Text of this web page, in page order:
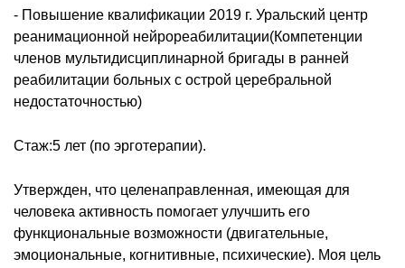
- Повышение квалификации 2019 г. Уральский центр
реанимационной нейрореабилитации(Компетенции
членов мультидисциплинарной бригады в ранней
реабилитации больных с острой церебральной
недостаточностью)
Стаж:5 лет (по эрготерапии).
Утвержден, что целенаправленная, имеющая для
человека активность помогает улучшить его
функциональные возможности (двигательные,
эмоциональные, когнитивные, психические). Моя цель